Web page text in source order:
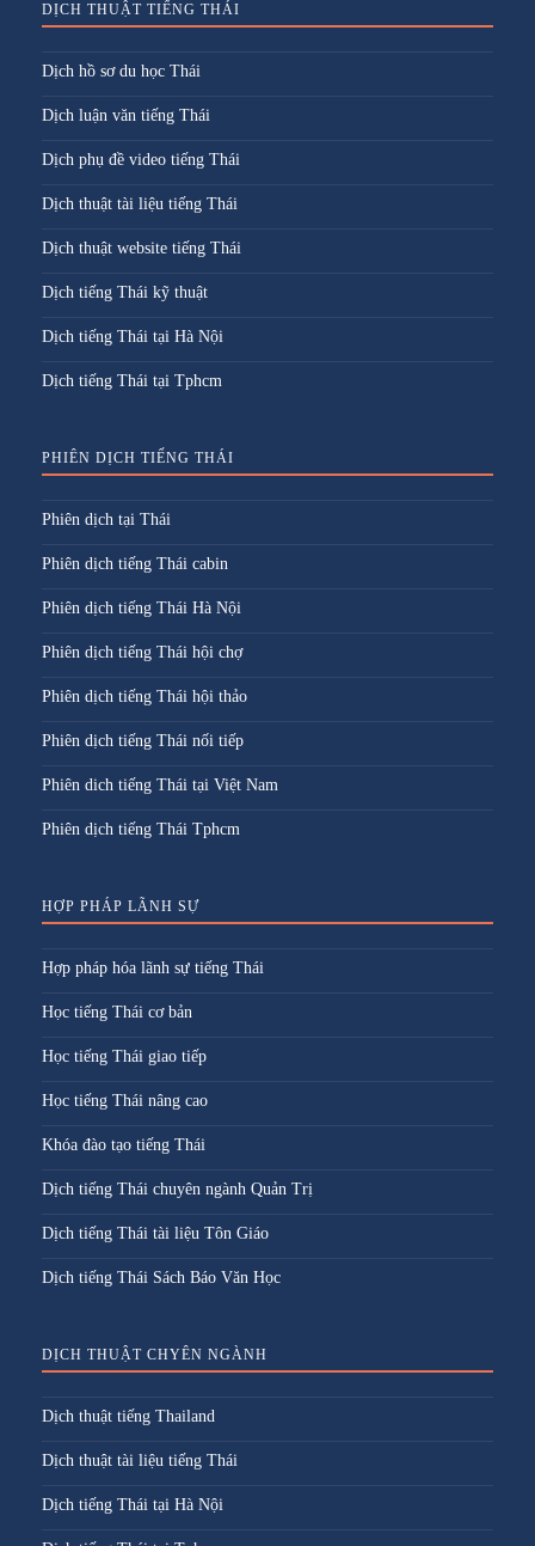
DỊCH THUẬT TIẾNG THÁI
Dịch hồ sơ du học Thái
Dịch luận văn tiếng Thái
Dịch phụ đề video tiếng Thái
Dịch thuật tài liệu tiếng Thái
Dịch thuật website tiếng Thái
Dịch tiếng Thái kỹ thuật
Dịch tiếng Thái tại Hà Nội
Dịch tiếng Thái tại Tphcm
PHIÊN DỊCH TIẾNG THÁI
Phiên dịch tại Thái
Phiên dịch tiếng Thái cabin
Phiên dịch tiếng Thái Hà Nội
Phiên dịch tiếng Thái hội chợ
Phiên dịch tiếng Thái hội thảo
Phiên dịch tiếng Thái nối tiếp
Phiên dich tiếng Thái tại Việt Nam
Phiên dịch tiếng Thái Tphcm
HỢP PHÁP LÃNH SỰ
Hợp pháp hóa lãnh sự tiếng Thái
Học tiếng Thái cơ bản
Học tiếng Thái giao tiếp
Học tiếng Thái nâng cao
Khóa đào tạo tiếng Thái
Dịch tiếng Thái chuyên ngành Quản Trị
Dịch tiếng Thái tài liệu Tôn Giáo
Dịch tiếng Thái Sách Báo Văn Học
DỊCH THUẬT CHYÊN NGÀNH
Dịch thuật tiếng Thailand
Dịch thuật tài liệu tiếng Thái
Dịch tiếng Thái tại Hà Nội